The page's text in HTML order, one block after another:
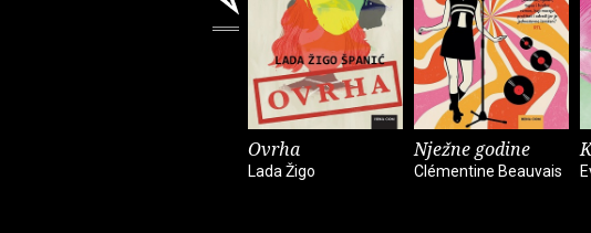
Ovrha
Lada Žigo
Nježne godine
Clémentine Beauvais